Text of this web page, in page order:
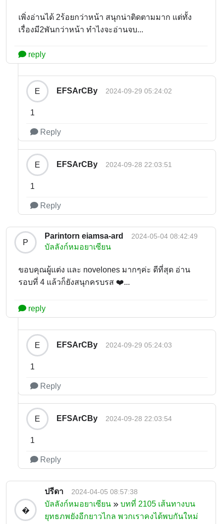
เพิ่งอ่านได้ 2ร้อยกว่าหน้า สนุกน่าติดตามมาก แต่ทั้ง
เรื่องมี2พันกว่าหน้า ทำไงจะอ่านจบ...
reply
E EFSArCBy 2024-09-29 05:24:02
1
Reply
E EFSArCBy 2024-09-28 22:03:51
1
Reply
P
Parintorn eiamsa-ard 2024-05-04 08:42:49
บัลลังก์หมอยาเซียน
ขอบคุณผู้แต่ง และ novelones มากๆค่ะ ดีที่สุด อ่าน
รอบที่ 4 แล้วก็ยังสนุกครบรส ❤️...
reply
E EFSArCBy 2024-09-29 05:24:03
1
Reply
E EFSArCBy 2024-09-28 22:03:54
1
Reply
�
ปรีดา 2024-04-05 08:57:38
บัลลังก์หมอยาเซียน
บทที่ 2105 เส้นทางบน
ยุทธภพยังอีกยาวไกล พวกเราคงได้พบกันใหม่